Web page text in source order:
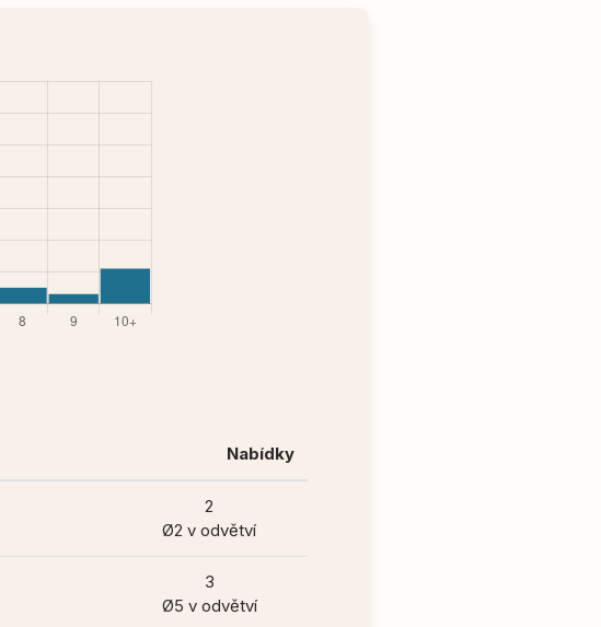
Nabídky
2
Ø2 v odvětví
3
Ø5 v odvětví